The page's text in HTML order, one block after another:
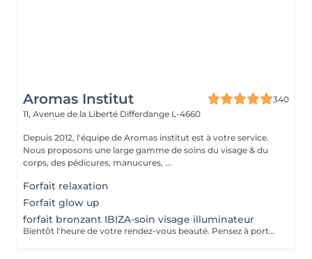
Aromas Institut
340
11, Avenue de la Liberté Differdange L-4660
Depuis 2012, l'équipe de Aromas institut est à votre service.
Nous proposons une large gamme de soins du visage & du
corps, des pédicures, manucures, ...
Forfait relaxation
Forfait glow up
forfait bronzant IBIZA-soin visage illuminateur
Bientôt l'heure de votre rendez-vous beauté. Pensez à porter des vêtements amples lors de votre rdv et à faire un gommage sur la zone où le soin bronzant sera appliqué. À très vite dans notre institut.